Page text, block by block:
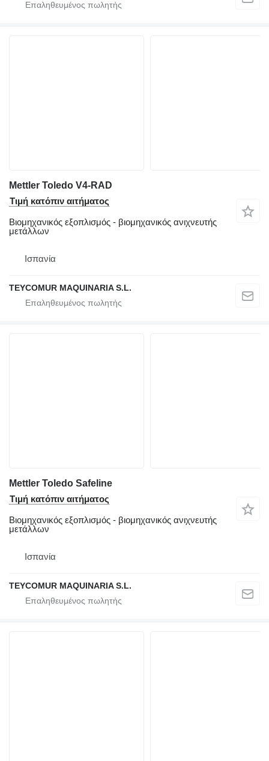
Mettler Toledo V4-RAD
Τιμή κατόπιν αιτήματος
Βιομηχανικός εξοπλισμός - βιομηχανικός ανιχνευτής
μετάλλων
Ισπανία
TEYCOMUR MAQUINARIA S.L.
Mettler Toledo Safeline
Τιμή κατόπιν αιτήματος
Βιομηχανικός εξοπλισμός - βιομηχανικός ανιχνευτής
μετάλλων
Ισπανία
TEYCOMUR MAQUINARIA S.L.